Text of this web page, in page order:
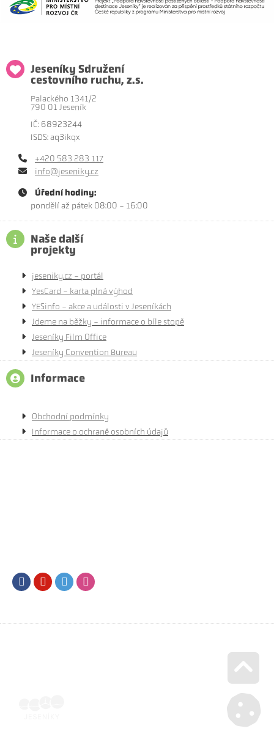
Jeseníky Sdružení
cestovního ruchu, z.s.
Palackého 1341/2
790 01 Jeseník
IČ: 68923244
ISDS: aq3ikqx
+420 583 283 117
info@jeseniky.cz
Úřední hodiny:
pondělí až pátek 08:00 - 16:00
Naše další
projekty
jeseniky.cz - portál
YesCard - karta plná výhod
YESinfo - akce a události v Jeseníkách
Jdeme na běžky - informace o bíle stopě
Jeseníky Film Office
Jeseníky Convention Bureau
Informace
Obchodní podmínky
Informace o ochraně osobních údajů
FacebookYoutubeTwitter
Go